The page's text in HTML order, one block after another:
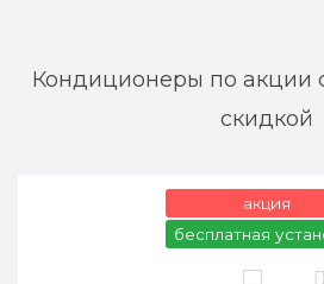
Кондиционеры по акции
скидкой
акция
бесплатная